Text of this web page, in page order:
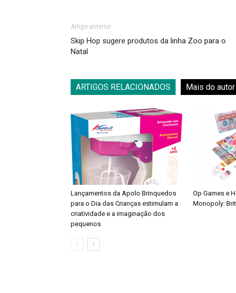
Artigo anterior
Skip Hop sugere produtos da linha Zoo para o
Natal
ARTIGOS RELACIONADOS Mais do autor
Lançamentos da Apolo Brinquedos
para o Dia das Crianças estimulam a
criatividade e a imaginação dos
pequenos
Op Games e
Monopoly: